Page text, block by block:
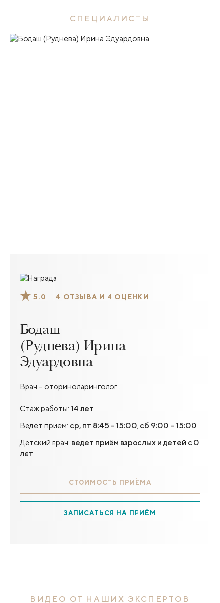
СПЕЦИАЛИСТЫ
5.0 4 ОТЗЫВА И 4 ОЦЕНКИ
Бодаш
(Руднева) Ирина
Эдуардовна
Врач – оториноларинголог
Стаж работы: 14 лет
Ведёт приём: ср, пт 8:45 - 15:00; сб 9:00 - 15:00
Детский врач: ведет приём взрослых и детей с 0
лет
СТОИМОСТЬ ПРИЁМА
ЗАПИСАТЬСЯ НА ПРИЁМ
ВИДЕО ОТ НАШИХ ЭКСПЕРТОВ